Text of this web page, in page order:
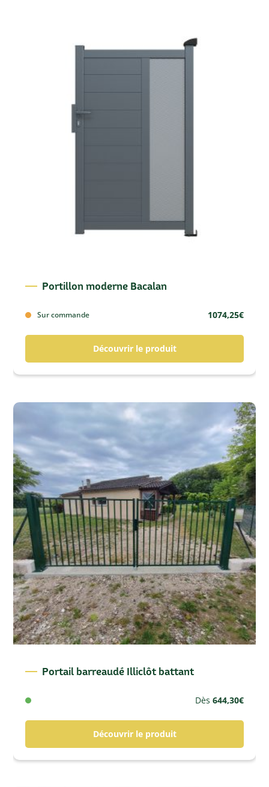
Portillon moderne Bacalan
Sur commande 1074,25€
Découvrir le produit
Portail barreaudé Illiclôt battant
Dès 644,30€
Découvrir le produit